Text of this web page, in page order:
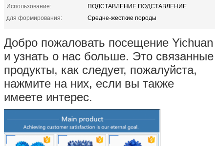
Использование:
ПОДСТАВЛЕНИЕ ПОДСТАВЛЕНИЕ
для формирования:
Средне-жесткие породы
Добро пожаловать посещение Yichuan
и узнать о нас больше. Это связанные
продукты, как следует, пожалуйста,
нажмите на них, если вы также
имеете интерес.